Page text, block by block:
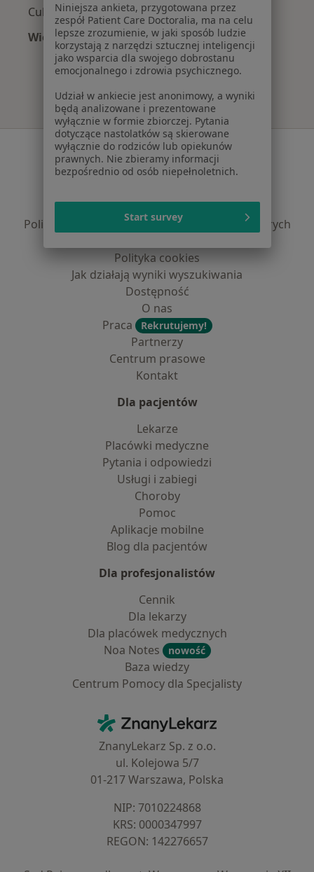
Cukrzyca w Wrocławiu
Więcej (15)
Więcej w kategorii: Najczęście leczone
Serwis
Regulamin
Polityka prywatności dla profesjonalistów, których
Polityka cookies
Jak działają wyniki wyszukiwania
Dostępność
O nas
Praca
Rekrutujemy!
Partnerzy
Centrum prasowe
Kontakt
Dla pacjentów
Lekarze
Placówki medyczne
Pytania i odpowiedzi
Usługi i zabiegi
Choroby
Pomoc
Aplikacje mobilne
Blog dla pacjentów
Dla profesjonalistów
Cennik
Dla lekarzy
Dla placówek medycznych
Noa Notes
nowość
Baza wiedzy
Centrum Pomocy dla Specjalisty
ZnanyLekarz - Strona główna
ZnanyLekarz Sp. z o.o.
ul. Kolejowa 5/7
01-217 Warszawa, Polska
NIP: ⁠7010224868
KRS: ⁠0000347997
REGON: ⁠142276657
Niniejsza ankieta, przygotowana przez
zespół Patient Care Doctoralia, ma na celu
lepsze zrozumienie, w jaki sposób ludzie
korzystają z narzędzi sztucznej inteligencji
jako wsparcia dla swojego dobrostanu
emocjonalnego i zdrowia psychicznego.
Udział w ankiecie jest anonimowy, a wyniki
będą analizowane i prezentowane
wyłącznie w formie zbiorczej. Pytania
dotyczące nastolatków są skierowane
wyłącznie do rodziców lub opiekunów
prawnych. Nie zbieramy informacji
bezpośrednio od osób niepełnoletnich.
Start survey